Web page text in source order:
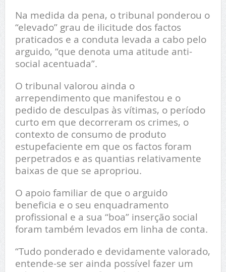
Na medida da pena, o tribunal ponderou o
“elevado” grau de ilicitude dos factos
praticados e a conduta levada a cabo pelo
arguido, “que denota uma atitude anti-
social acentuada”.
O tribunal valorou ainda o
arrependimento que manifestou e o
pedido de desculpas às vítimas, o período
curto em que decorreram os crimes, o
contexto de consumo de produto
estupefaciente em que os factos foram
perpetrados e as quantias relativamente
baixas de que se apropriou.
O apoio familiar de que o arguido
beneficia e o seu enquadramento
profissional e a sua “boa” inserção social
foram também levados em linha de conta.
“Tudo ponderado e devidamente valorado,
entende-se ser ainda possível fazer um